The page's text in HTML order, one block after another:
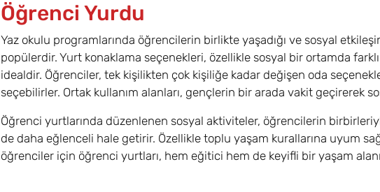
Öğrenci Yurdu
Yaz okulu programlarında öğrencilerin birlikte yaşadığı ve sosyal
popülerdir. Yurt konaklama seçenekleri, özellikle sosyal bir ortamda
idealdir. Öğrenciler, tek kişilikten çok kişiliğe kadar değişen oda
seçebilirler. Ortak kullanım alanları, gençlerin bir arada vakit geçirerek
Öğrenci yurtlarında düzenlenen sosyal aktiviteler, öğrencilerin
de daha eğlenceli hale getirir. Özellikle toplu yaşam kurallarına uyum
öğrenciler için öğrenci yurtları, hem eğitici hem de keyifli bir yaşam